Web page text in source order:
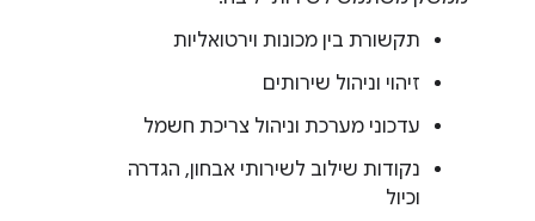
תקשורת בין מכונות וירטואליות
זיהוי וניהול שירותים
עדכוני מערכת וניהול צריכת חשמל
נקודות שילוב לשירותי אבחון, הגדרה
וכיול